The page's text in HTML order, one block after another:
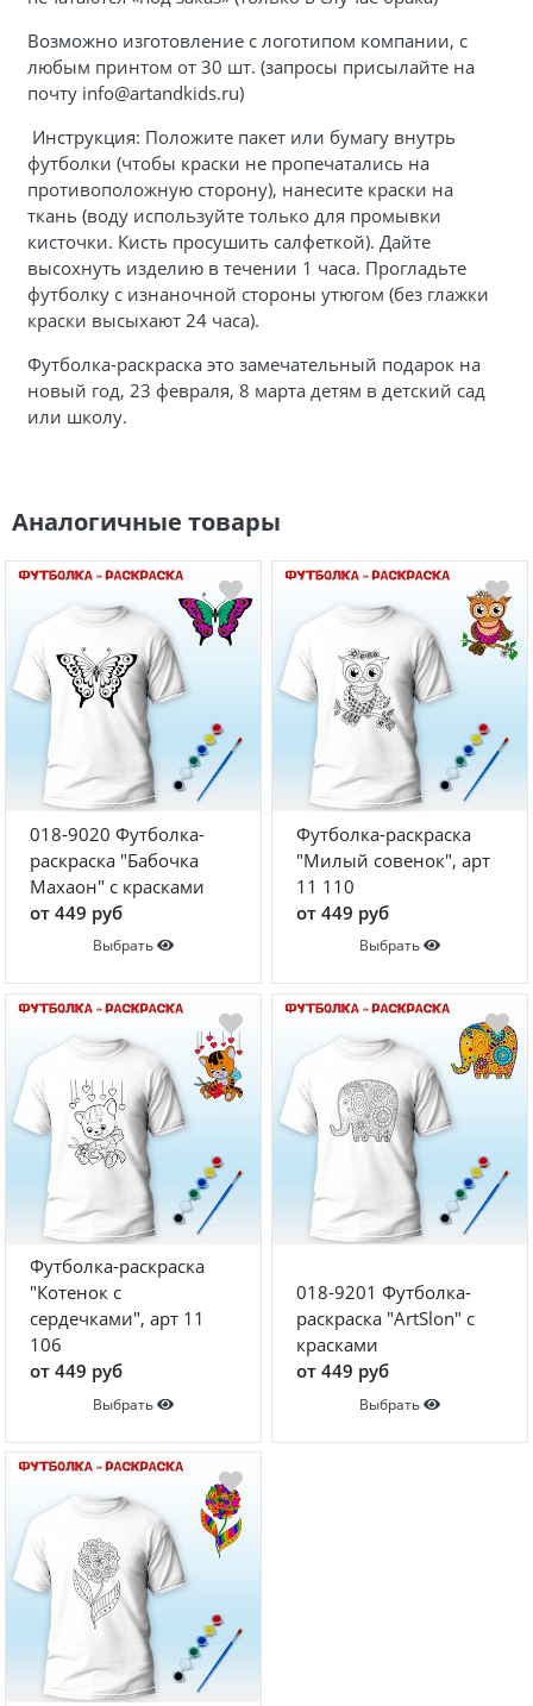
Возможно изготовление с логотипом компании, с
любым принтом от 30 шт. (запросы присылайте на
почту info@artandkids.ru)
Инструкция: Положите пакет или бумагу внутрь
футболки (чтобы краски не пропечатались на
противоположную сторону), нанесите краски на
ткань (воду используйте только для промывки
кисточки. Кисть просушить салфеткой). Дайте
высохнуть изделию в течении 1 часа. Прогладьте
футболку с изнаночной стороны утюгом (без глажки
краски высыхают 24 часа).
Футболка-раскраска это замечательный подарок на
новый год, 23 февраля, 8 марта детям в детский сад
или школу.
Аналогичные товары
018-9020 Футболка-
раскраска "Бабочка
Махаон" с красками
от 449 руб
Выбрать
Футболка-раскраска
"Милый совенок", арт
11 110
от 449 руб
Выбрать
Футболка-раскраска
"Котенок с
сердечками", арт 11
106
от 449 руб
Выбрать
018-9201 Футболка-
раскраска "ArtSlon" с
красками
от 449 руб
Выбрать